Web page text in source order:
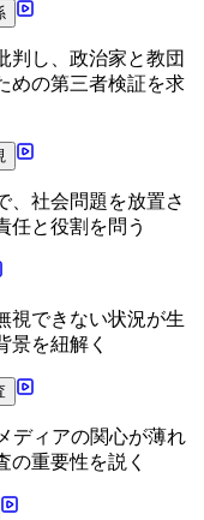
判し、政治家と教団
めの第三者検証を求
、社会問題を放置さ
任と役割を問う
視できない状況が生
景を紐解く
ディアの関心が薄れ
の重要性を説く